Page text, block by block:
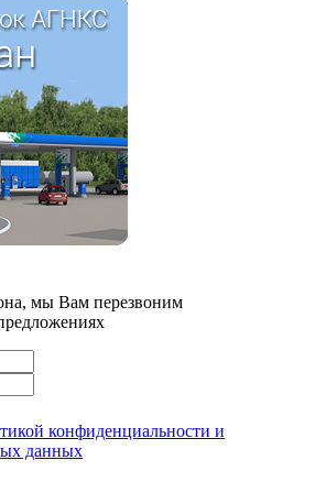
мы Вам перезвоним
конфиденциальности и
данных